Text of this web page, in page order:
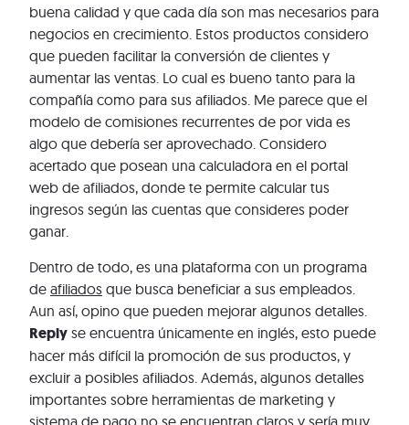
buena calidad y que cada día son mas necesarios para
negocios en crecimiento. Estos productos considero
que pueden facilitar la conversión de clientes y
aumentar las ventas. Lo cual es bueno tanto para la
compañía como para sus afiliados. Me parece que el
modelo de comisiones recurrentes de por vida es
algo que debería ser aprovechado. Considero
acertado que posean una calculadora en el portal
web de afiliados, donde te permite calcular tus
ingresos según las cuentas que consideres poder
ganar.
Dentro de todo, es una plataforma con un programa
de afiliados que busca beneficiar a sus empleados.
Aun así, opino que pueden mejorar algunos detalles.
Reply se encuentra únicamente en inglés, esto puede
hacer más difícil la promoción de sus productos, y
excluir a posibles afiliados. Además, algunos detalles
importantes sobre herramientas de marketing y
sistema de pago no se encuentran claros y sería muy